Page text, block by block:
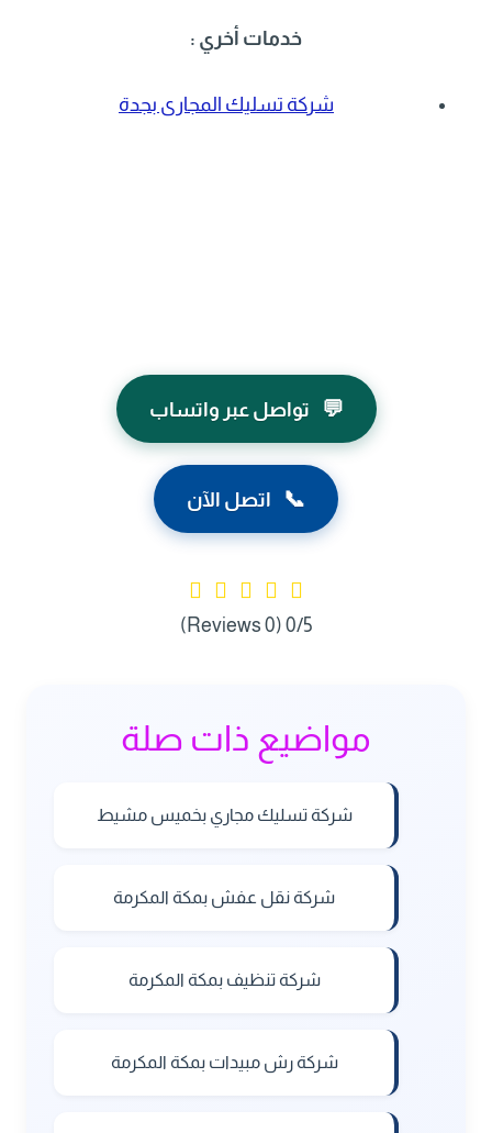
خدمات أخري :
شركة تسليك المجارى بجدة
💬 تواصل عبر واتساب
📞 اتصل الآن
0/5
(0 Reviews)
مواضيع ذات صلة
شركة تسليك مجاري بخميس مشيط
شركة نقل عفش بمكة المكرمة
شركة تنظيف بمكة المكرمة
شركة رش مبيدات بمكة المكرمة